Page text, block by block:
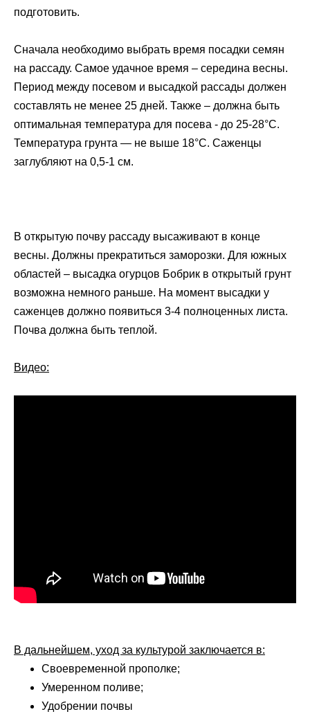
подготовить.
Сначала необходимо выбрать время посадки семян
на рассаду. Самое удачное время – середина весны.
Период между посевом и высадкой рассады должен
составлять не менее 25 дней. Также – должна быть
оптимальная температура для посева - до 25-28°С.
Температура грунта — не выше 18°С. Саженцы
заглубляют на 0,5-1 см.
В открытую почву рассаду высаживают в конце
весны. Должны прекратиться заморозки. Для южных
областей – высадка огурцов Бобрик в открытый грунт
возможна немного раньше. На момент высадки у
саженцев должно появиться 3-4 полноценных листа.
Почва должна быть теплой.
Видео:
В дальнейшем, уход за культурой заключается в:
Своевременной прополке;
Умеренном поливе;
Удобрении почвы